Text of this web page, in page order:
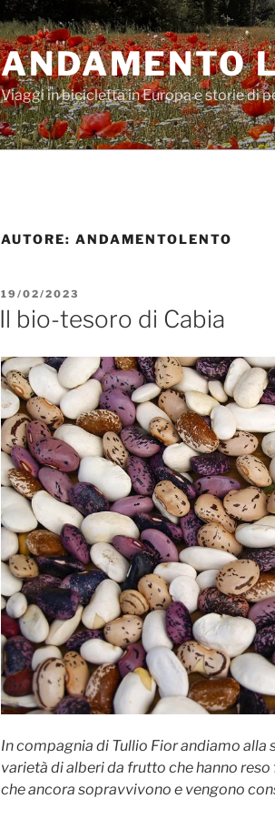
ANDAMENTO
Viaggi in bicicletta in Europa e storie di
AUTORE: ANDAMENTOLENTO
PUBBLICATO
IL
19/02/2023
Il bio-tesoro di Cabia
In compagnia di Tullio Fior andiamo alla
varietà di alberi da frutto che hanno
che ancora sopravvivono e vengono